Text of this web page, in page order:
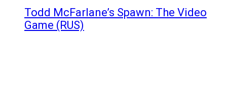
Todd McFarlane’s Spawn: The Video
Game (RUS)